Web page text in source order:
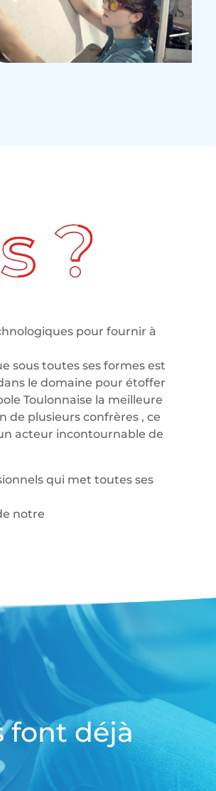
pour fournir à
sous toutes ses formes est
le domaine pour étoffer
Toulonnaise la meilleure
de plusieurs confrères , ce
un acteur incontournable de
qui met toutes ses
notre
font déjà